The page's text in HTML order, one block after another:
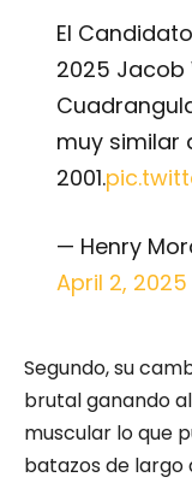
El
2025 Jacob
muy similar
2001.
— Henry
April 2, 2025
Segundo, su
brutal ganando
muscular lo que
batazos de largo